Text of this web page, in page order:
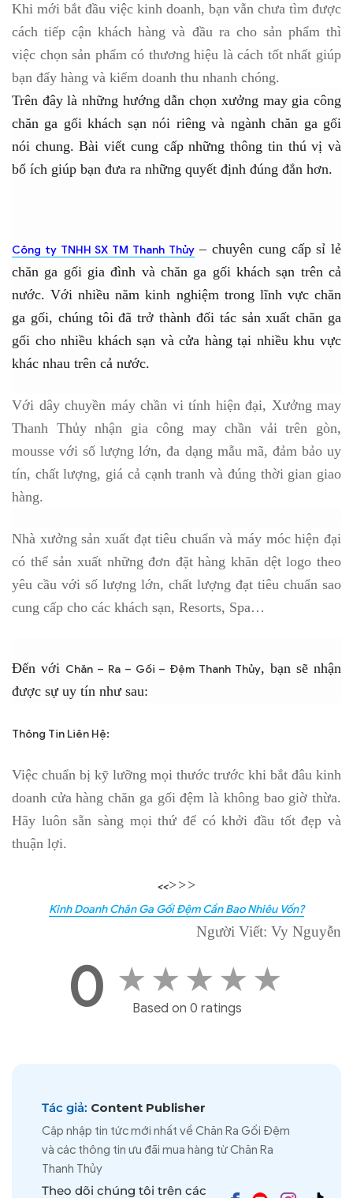
Khi mới bắt đầu việc kinh doanh, bạn vẫn chưa tìm được
cách tiếp cận khách hàng và đầu ra cho sản phẩm thì
việc chọn sản phẩm có thương hiệu là cách tốt nhất giúp
bạn đẩy hàng và kiếm doanh thu nhanh chóng.
Trên đây là những hướng dẫn chọn xưởng may gia công
chăn ga gối khách sạn nói riêng và ngành chăn ga gối
nói chung. Bài viết cung cấp những thông tin thú vị và
bổ ích giúp bạn đưa ra những quyết định đúng đắn hơn.
Công ty TNHH SX TM Thanh Thủy– chuyên cung cấp sỉ lẻ
chăn ga gối gia đình và chăn ga gối khách sạn trên cả
nước. Với nhiều năm kinh nghiệm trong lĩnh vực chăn
ga gối, chúng tôi đã trở thành đối tác sản xuất chăn ga
gối cho nhiều khách sạn và cửa hàng tại nhiều khu vực
khác nhau trên cả nước.
Với dây chuyền máy chần vi tính hiện đại, Xưởng may
Thanh Thủy nhận gia công may chần vải trên gòn,
mousse với số lượng lớn, đa dạng mẫu mã, đảm bảo uy
tín, chất lượng, giá cả cạnh tranh và đúng thời gian giao
hàng.
Nhà xưởng sản xuất đạt tiêu chuẩn và máy móc hiện đại
có thể sản xuất những đơn đặt hàng khăn dệt logo theo
yêu cầu với số lượng lớn, chất lượng đạt tiêu chuẩn sao
cung cấp cho các khách sạn, Resorts, Spa…
Đến với Chăn – Ra – Gối – Đệm Thanh Thủy, bạn sẽ nhận
được sự uy tín như sau:
Thông Tin Liên Hệ:
Việc chuẩn bị kỹ lưỡng mọi thước trước khi bắt đâu kinh
doanh cửa hàng chăn ga gối đệm là không bao giờ thừa.
Hãy luôn sẵn sàng mọi thứ để có khởi đầu tốt đẹp và
thuận lợi.
<<>>>
Kinh Doanh Chăn Ga Gối Đệm Cần Bao Nhiêu Vốn?
Người Viết: Vy Nguyễn
0 ★ ★ ★ ★ ★
Based on 0 ratings
Tác giả: Content Publisher
Cập nhập tin tức mới nhất về Chăn Ra Gối Đệm
và các thông tin ưu đãi mua hàng từ Chăn Ra
Thanh Thủy
Theo dõi chúng tôi trên các